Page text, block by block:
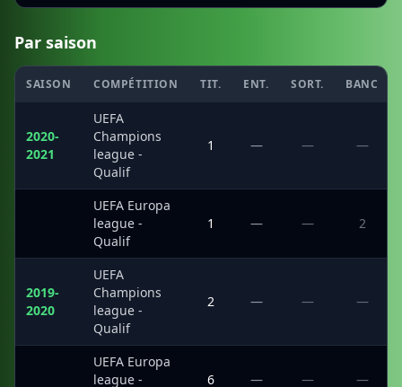
Par saison
SAISON COMPÉTITION TIT. ENT. SORT. BANC
2020-
2021
UEFA
Champions
league -
Qualif
1 — — —
UEFA Europa
league -
Qualif
1 — — 2
2019-
2020
UEFA
Champions
league -
Qualif
2 — — —
UEFA Europa
league -
6 — — —